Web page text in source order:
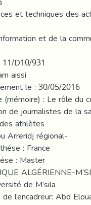
et techniques des
et de la
11/D10/931
aissi
le : 30/05/2016
: Le rôle du
de journalistes de la
athlètes
Arreridj régional-
: France
: Master
ALGÉRIENNE-
de M’sila
l’encadreur: Abd